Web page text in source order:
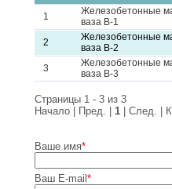
1
Железобетонные
ваза В-1
2
Железобетонные
ваза В-2
3
Железобетонные
ваза В-3
Страницы 1 - 3 из 3
Начало | Пред. | 1 | След. |
Ваше имя*
Ваш E-mail *